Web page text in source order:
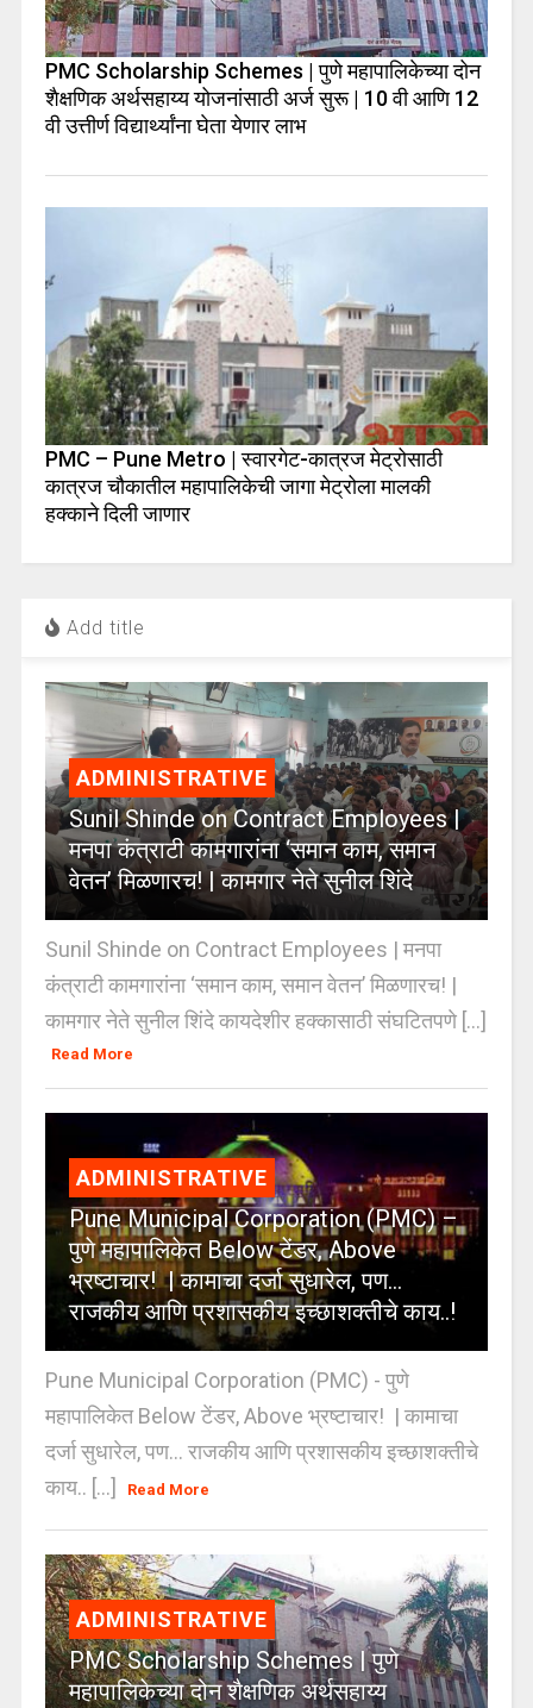
PMC Scholarship Schemes | पुणे महापालिकेच्या दोन
शैक्षणिक अर्थसहाय्य योजनांसाठी अर्ज सुरू | 10 वी आणि 12
वी उत्तीर्ण विद्यार्थ्यांना घेता येणार लाभ
PMC – Pune Metro | स्वारगेट-कात्रज मेट्रोसाठी
कात्रज चौकातील महापालिकेची जागा मेट्रोला मालकी
हक्काने दिली जाणार
Add title
ADMINISTRATIVE
Sunil Shinde on Contract Employees |
मनपा कंत्राटी कामगारांना ‘समान काम, समान
वेतन’ मिळणारच! | कामगार नेते सुनील शिंदे
Sunil Shinde on Contract Employees | मनपा
कंत्राटी कामगारांना ‘समान काम, समान वेतन’ मिळणारच! |
कामगार नेते सुनील शिंदे कायदेशीर हक्कासाठी संघटितपणे [...]
Read More
ADMINISTRATIVE
Pune Municipal Corporation (PMC) –
पुणे महापालिकेत Below टेंडर, Above
भ्रष्टाचार! | कामाचा दर्जा सुधारेल, पण…
राजकीय आणि प्रशासकीय इच्छाशक्तीचे काय..!
Pune Municipal Corporation (PMC) - पुणे
महापालिकेत Below टेंडर, Above भ्रष्टाचार! | कामाचा
दर्जा सुधारेल, पण… राजकीय आणि प्रशासकीय इच्छाशक्तीचे
काय.. [...]
Read More
ADMINISTRATIVE
PMC Scholarship Schemes | पुणे
महापालिकेच्या दोन शैक्षणिक अर्थसहाय्य